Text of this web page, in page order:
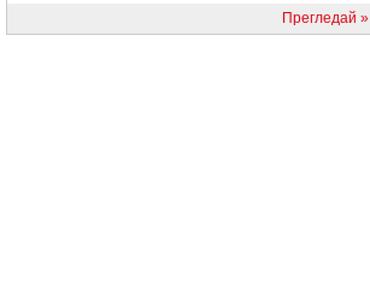
Прегледай